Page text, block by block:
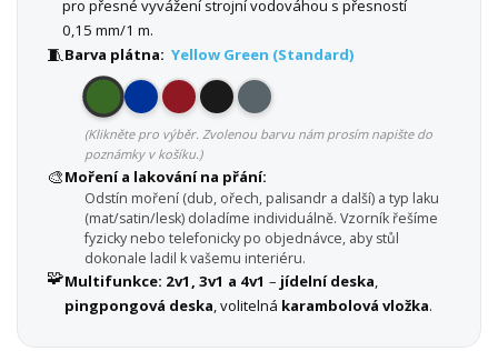
pro přesné vyvážení strojní vodováhou s přesností
0,15 mm/1 m.
🧵Barva plátna: Yellow Green (Standard)
(Klikněte pro výběr. Zvolenou barvu nám prosím napište do
poznámky v košíku.)
🎨Moření a lakování na přání:
Odstín moření (dub, ořech, palisandr a další) a typ laku
(mat/satin/lesk) doladíme individuálně. Vzorník řešíme
fyzicky nebo telefonicky po objednávce, aby stůl
dokonale ladil k vašemu interiéru.
🧩Multifunkce: 2v1, 3v1 a 4v1 – jídelní deska,
pingpongová deska, volitelná karambolová vložka.